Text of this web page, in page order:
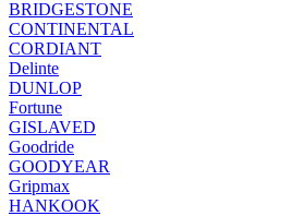
BRIDGESTONE
CONTINENTAL
CORDIANT
Delinte
DUNLOP
Fortune
GISLAVED
Goodride
GOODYEAR
Gripmax
HANKOOK